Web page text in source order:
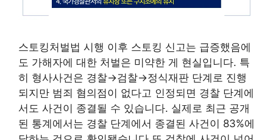
스토킹처벌법 시행 이후 스토킹 신고는 급증했음에
도 가해자에 대한 처벌은 미약한 게 현실입니다. 특
히 형사사건은 경찰→검찰→정식재판 단계로 진행
되지만 범죄 혐의점이 없다고 인정되면 경찰 단계에
서도 사건이 종결될 수 있습니다. 실제로 최근 공개
된 통계에서는 경찰 단계에서 종결된 사건이 83%에